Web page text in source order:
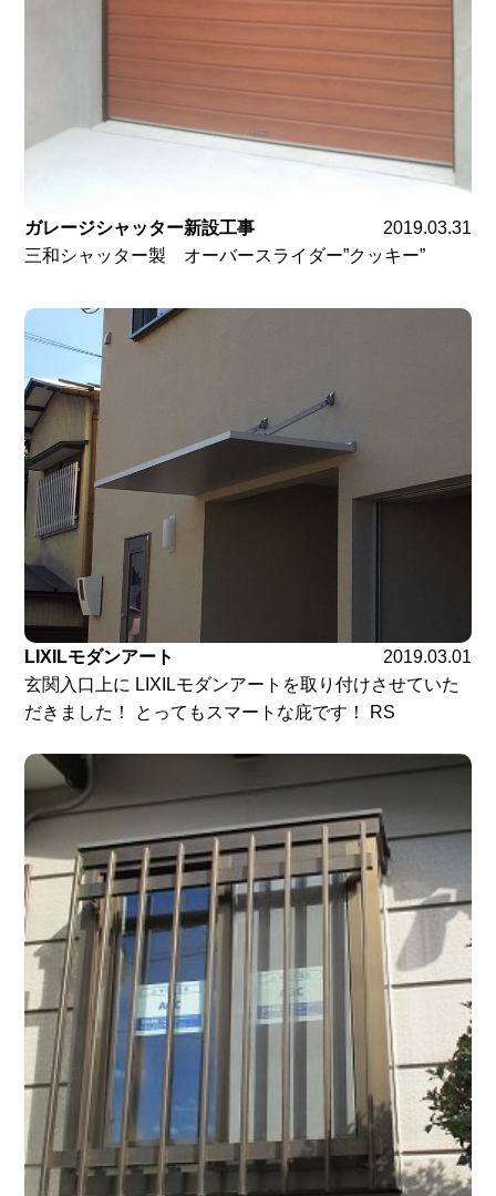
ガレージシャッター新設工事
2019.03.31
三和シャッター製 オーバースライダー”クッキー”
LIXILモダンアート
2019.03.01
玄関入口上に LIXILモダンアートを取り付けさせていた
だきました！ とってもスマートな庇です！ RS